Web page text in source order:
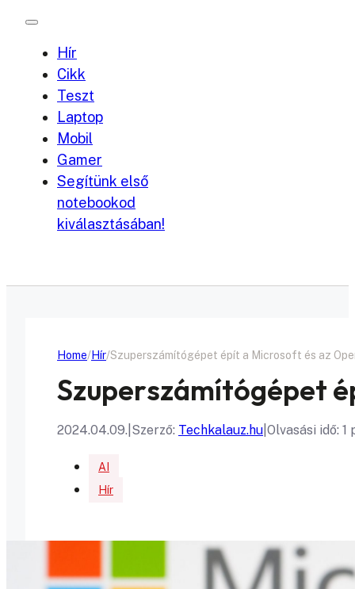
Hír
Cikk
Teszt
Laptop
Mobil
Gamer
Segítünk első
notebookod
kiválasztásában!
Home Hír Szuperszámítógépet épít a Microsoft és az
Szuperszámítógépet
2024.04.09. Szerző: Techkalauz.hu Olvasási idő: 1
AI
Hír